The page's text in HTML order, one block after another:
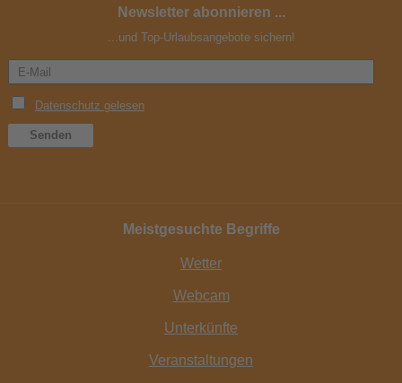
Newsletter abonnieren ...
...und Top-Urlaubsangebote sichern!
Meistgesuchte Begriffe
Wetter
Webcam
Unterkünfte
Veranstaltungen